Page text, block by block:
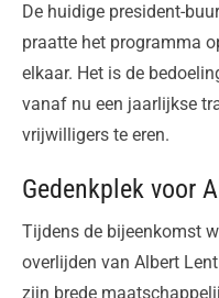
De huidige president-
praatte het programma
elkaar. Het is de
vanaf nu een jaarlijkse
vrijwilligers te eren.
Gedenkplek voor
Tijdens de bijeenkomst
overlijden van Albert
zijn brede